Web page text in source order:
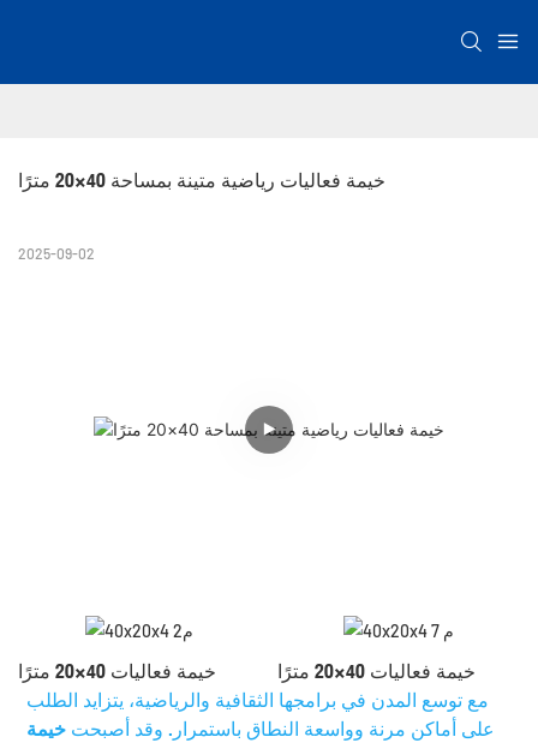
خيمة فعاليات رياضية متينة بمساحة 40×20 مترًا
2025-09-02
خيمة فعاليات 40×20 مترًا
خيمة فعاليات 40×20 مترًا
مع توسع المدن في برامجها الثقافية والرياضية، يتزايد الطلب
على أماكن مرنة وواسعة النطاق باستمرار. وقد أصبحتخيمة